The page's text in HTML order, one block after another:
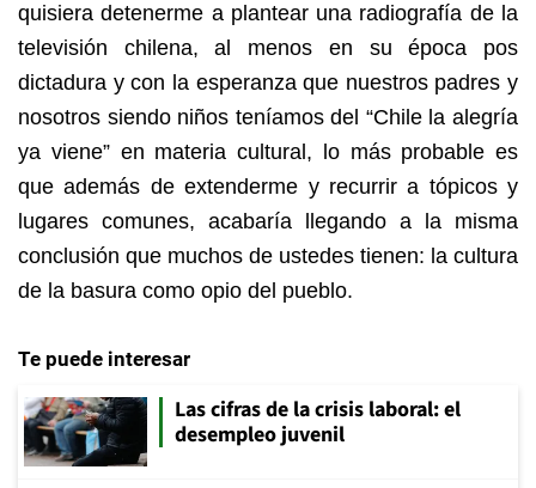
quisiera detenerme a plantear una radiografía de la
televisión chilena, al menos en su época pos
dictadura y con la esperanza que nuestros padres y
nosotros siendo niños teníamos del “Chile la alegría
ya viene” en materia cultural, lo más probable es
que además de extenderme y recurrir a tópicos y
lugares comunes, acabaría llegando a la misma
conclusión que muchos de ustedes tienen: la cultura
de la basura como opio del pueblo.
Te puede interesar
Las cifras de la crisis laboral: el
desempleo juvenil